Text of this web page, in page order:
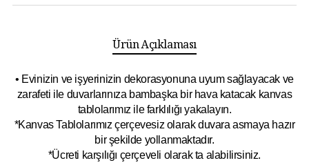
Ürün Açıklaması
• Evinizin ve işyerinizin dekorasyonuna uyum sağlayacak ve
zarafeti ile duvarlarınıza bambaşka bir hava katacak kanvas
tablolarımız ile farklılığı yakalayın.
*Kanvas Tablolarımız çerçevesiz olarak duvara asmaya hazır
bir şekilde yollanmaktadır.
*Ücreti karşılığı çerçeveli olarak ta alabilirsiniz.